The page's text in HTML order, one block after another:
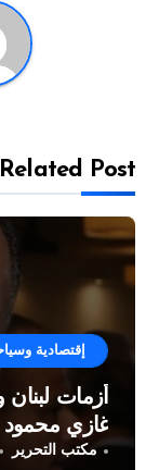
Related Post
إقتصادية
أزمات لبنان
غازي محمود
مكتب التحرير